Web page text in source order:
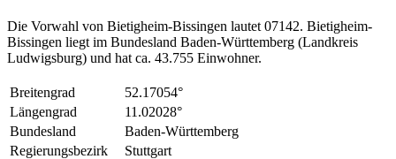
Die Vorwahl von Bietigheim-Bissingen lautet 07142. Bietigheim-
Bissingen liegt im Bundesland Baden-Württemberg (Landkreis
Ludwigsburg) und hat ca. 43.755 Einwohner.
Breitengrad
52.17054°
Längengrad
11.02028°
Bundesland
Baden-Württemberg
Regierungsbezirk
Stuttgart